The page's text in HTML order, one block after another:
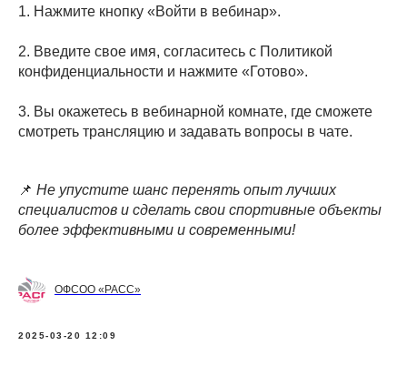
1. Нажмите кнопку «Войти в вебинар».
2. Введите свое имя, согласитесь с Политикой
конфиденциальности и нажмите «Готово».
3. Вы окажетесь в вебинарной комнате, где сможете
смотреть трансляцию и задавать вопросы в чате.
📌 Не упустите шанс перенять опыт лучших
специалистов и сделать свои спортивные объекты
более эффективными и современными!
ОФСОО «РАСС»
2025-03-20 12:09